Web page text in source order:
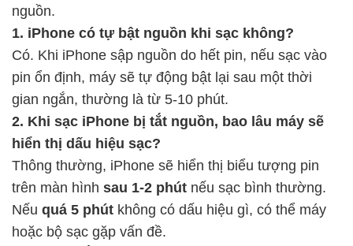
nguồn.
1. iPhone có tự bật nguồn khi sạc không?
Có. Khi iPhone sập nguồn do hết pin, nếu sạc vào
pin ổn định, máy sẽ tự động bật lại sau một thời
gian ngắn, thường là từ 5-10 phút.
2. Khi sạc iPhone bị tắt nguồn, bao lâu máy sẽ
hiển thị dấu hiệu sạc?
Thông thường, iPhone sẽ hiển thị biểu tượng pin
trên màn hình sau 1-2 phút nếu sạc bình thường.
Nếu quá 5 phút không có dấu hiệu gì, có thể máy
hoặc bộ sạc gặp vấn đề.